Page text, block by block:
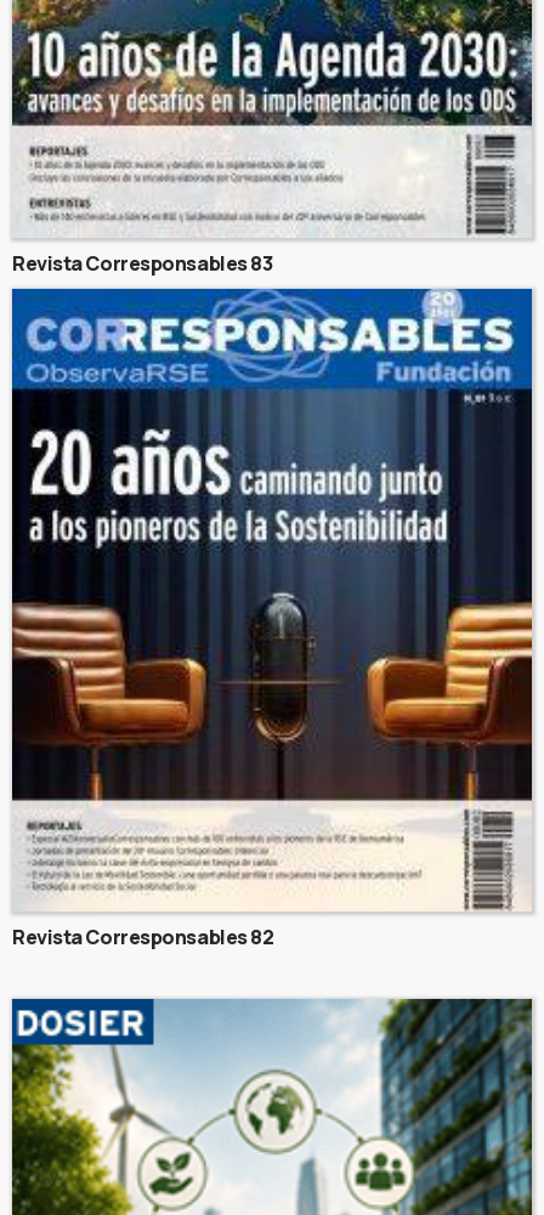
Revista Corresponsables 83
Revista Corresponsables 82